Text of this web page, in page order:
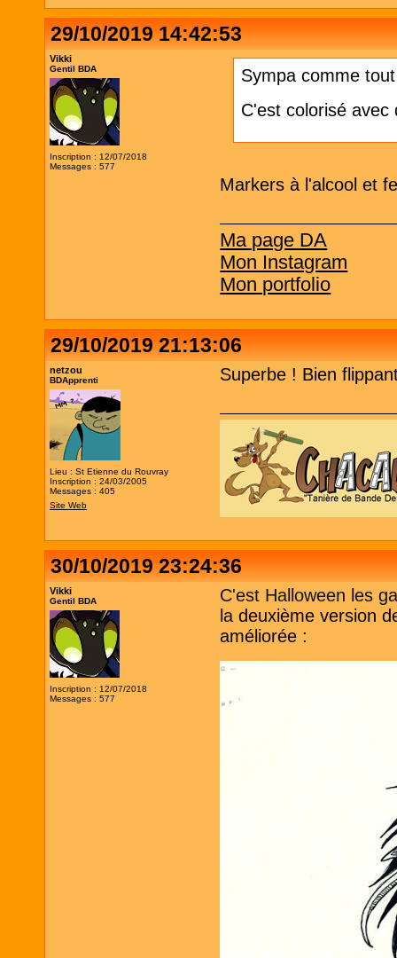
29/10/2019 14:42:53
Vikki
Gentil BDA
Inscription : 12/07/2018
Messages : 577
Sympa comme
C'est colorisé avec
Markers à l'alcool et
Ma page DA
Mon Instagram
Mon portfolio
29/10/2019 21:13:06
netzou
BDApprenti
Lieu : St Etienne du Rouvray
Inscription : 24/03/2005
Messages : 405
Site Web
Superbe ! Bien
30/10/2019 23:24:36
Vikki
Gentil BDA
Inscription : 12/07/2018
Messages : 577
C'est Halloween les
la deuxième version
améliorée :